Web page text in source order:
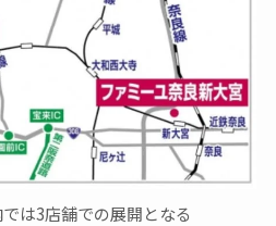
では3店舗での展開となる